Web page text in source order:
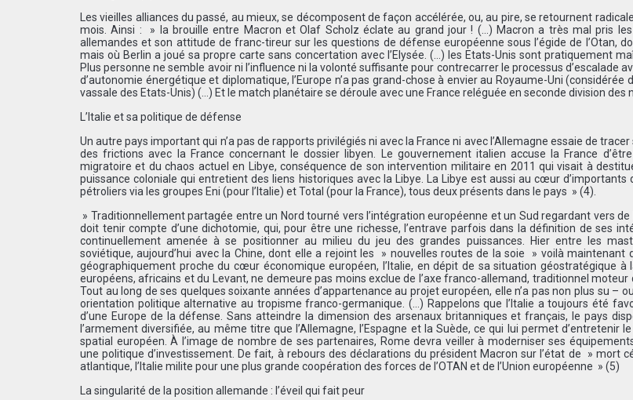
Les vieilles alliances du passé, au mieux, se décomposent de façon accélérée, ou, au pire, se retournent
mois. Ainsi : » la brouille entre Macron et Olaf Scholz éclate au grand jour ! (…) Macron a très mal pris les
allemandes et son attitude de franc-tireur sur les questions de défense européenne sous l’égide de l’Otan,
mais où Berlin a joué sa propre carte sans concertation avec l’Elysée. (…) les Etats-Unis sont pratiquement
Plus personne ne semble avoir ni l’influence ni la volonté suffisante pour contrecarrer le processus d’escalade
d’autonomie énergétique et diplomatique, l’Europe n’a pas grand-chose à envier au Royaume-Uni (considérée
vassale des Etats-Unis) (…) Et le match planétaire se déroule avec une France reléguée en seconde division des
L’Italie et sa politique de défense
Un autre pays important qui n’a pas de rapports privilégiés ni avec la France ni avec l’Allemagne essaie de tracer
des frictions avec la France concernant le dossier libyen. Le gouvernement italien accuse la France
migratoire et du chaos actuel en Libye, conséquence de son intervention militaire en 2011 qui visait à
puissance coloniale qui entretient des liens historiques avec la Libye. La Libye est aussi au cœur d’importants
pétroliers via les groupes Eni (pour l’Italie) et Total (pour la France), tous deux présents dans le pays » (4).
» Traditionnellement partagée entre un Nord tourné vers l’intégration européenne et un Sud regardant vers de
doit tenir compte d’une dichotomie, qui, pour être une richesse, l’entrave parfois dans la définition de ses
continuellement amenée à se positionner au milieu du jeu des grandes puissances. Hier entre les
soviétique, aujourd’hui avec la Chine, dont elle a rejoint les » nouvelles routes de la soie » voilà maintenant
géographiquement proche du cœur économique européen, l’Italie, en dépit de sa situation géostratégique à
européens, africains et du Levant, ne demeure pas moins exclue de l’axe franco-allemand, traditionnel moteur
Tout au long de ses quelques soixante années d’appartenance au projet européen, elle n’a pas non plus su –
orientation politique alternative au tropisme franco-germanique. (…) Rappelons que l’Italie a toujours été
d’une Europe de la défense. Sans atteindre la dimension des arsenaux britanniques et français, le pays
l’armement diversifiée, au même titre que l’Allemagne, l’Espagne et la Suède, ce qui lui permet d’entretenir
spatial européen. À l’image de nombre de ses partenaires, Rome devra veiller à moderniser ses
une politique d’investissement. De fait, à rebours des déclarations du président Macron sur l’état de » mort
atlantique, l’Italie milite pour une plus grande coopération des forces de l’OTAN et de l’Union européenne » (5)
La singularité de la position allemande : l’éveil qui fait peur